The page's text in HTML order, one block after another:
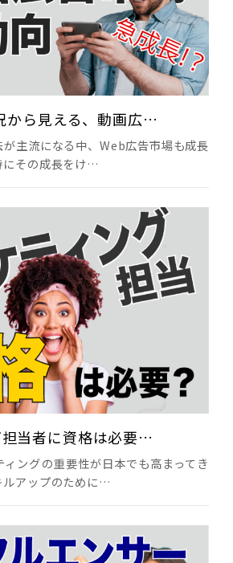
から見える、動画広…
主流になる中、Web広告市場も成長
にその成長をけ…
当者に資格は必要…
ングの重要性が日本でも高まってき
ルアップのために…